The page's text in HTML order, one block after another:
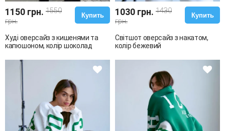
1150 грн. 1550
грн.
Купить
Худі оверсайз з кишенями та
капюшоном, колір шоколад
1030 грн. 1430
грн.
Купить
Світшот оверсайз з накатом,
колір бежевий